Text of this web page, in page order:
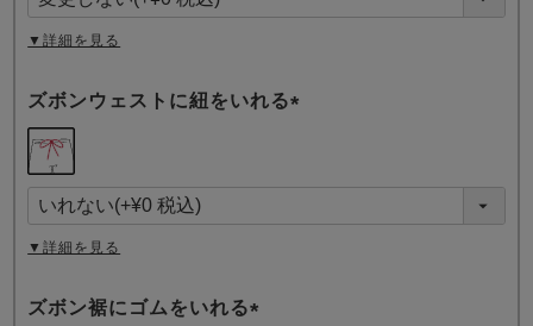
)
▼詳細を見る
ズボンウェストに紐をいれる
須
)
▼詳細を見る
ズボン裾にゴムをいれる